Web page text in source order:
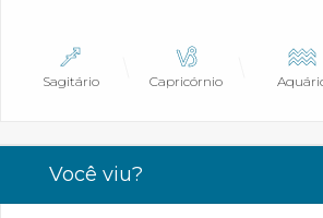
Sagitário Capricórnio
Você viu?